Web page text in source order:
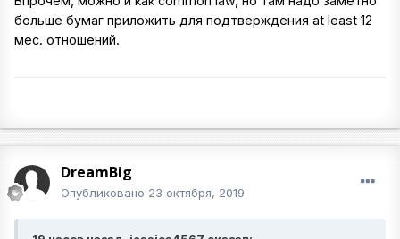
больше бумаг приложить для подтверждения at least 12
мес. отношений.
DreamBig
Опубликовано 23 октября, 2019